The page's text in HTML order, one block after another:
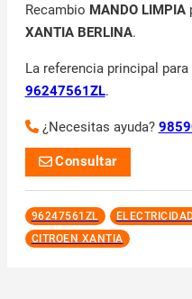
Recambio MANDO LIMPIA
XANTIA BERLINA.
La referencia principal para
96247561ZL.
¿Necesitas ayuda?
Consultar
96247561ZL
CITROEN XANTIA